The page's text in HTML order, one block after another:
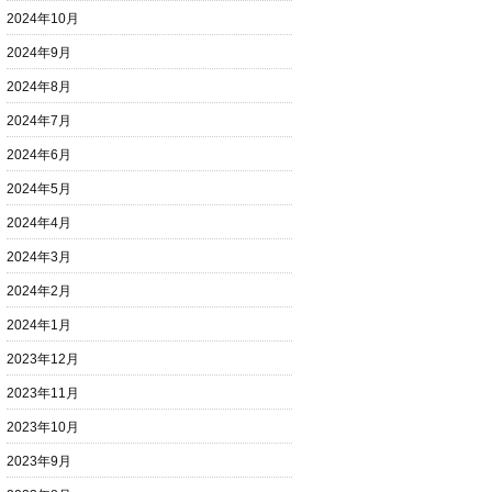
2024年10月
2024年9月
2024年8月
2024年7月
2024年6月
2024年5月
2024年4月
2024年3月
2024年2月
2024年1月
2023年12月
2023年11月
2023年10月
2023年9月